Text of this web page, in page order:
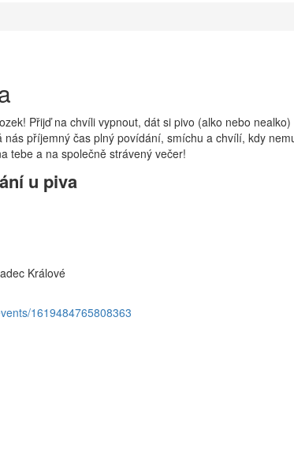
Přijď na chvíli vypnout, dát si pivo (alko nebo
nás příjemný čas plný povídání, smíchu a chvílí, kdy
tebe a na společně strávený večer!
u piva
Králové
1619484765808363